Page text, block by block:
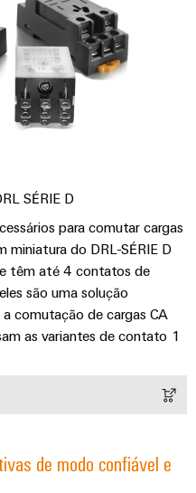
digital
intuitiva,
fácil, rápida
SÉRIE D
para comutar cargas
miniatura do DRL-SÉRIE D
têm até 4 contatos de
são uma solução
comutação de cargas CA
as variantes de contato 1
de modo confiável e